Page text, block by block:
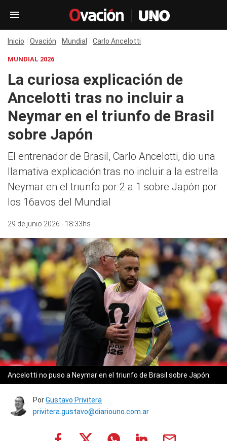
Inicio Ovación Mundial Carlo Ancelotti
MUNDIAL 2026
La curiosa explicación de
Ancelotti tras no incluir a
Neymar en el triunfo de Brasil
sobre Japón
El entrenador de Brasil, Carlo Ancelotti, dio una
llamativa explicación tras no incluir a la estrella
Neymar en el triunfo por 2 a 1 sobre Japón por
los 16avos del Mundial
29 de junio 2026 - 18:33hs
Ancelotti no puso a Neymar en el triunfo de Brasil sobre Japón.
PorGustavo Privitera
privitera.gustavo@diariouno.com.ar